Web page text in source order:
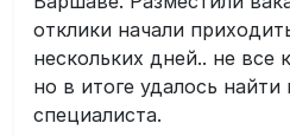
отклики начали
нескольких дней.. не
но в итоге удалось найти
специалиста.